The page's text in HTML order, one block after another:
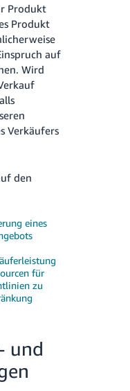
Produkt
Produkt
auf
Wird
Verkäufers
den
eines
für
zu
und